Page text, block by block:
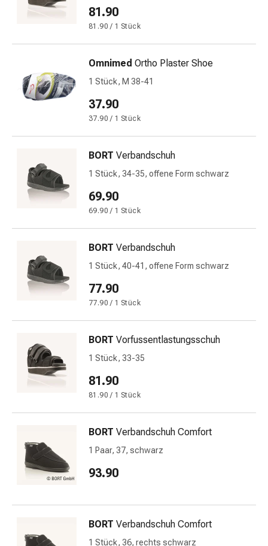
Gedächtnis-
Konzentrationsstörung
&
Heuschnupfen
Antiallergika
Haut
Durchfall
Magenbrennen
Übelkeit
&
Erbrechen
Verdauung,
Krämpfe
Verstopfung
Hautpflege
Ekzeme
Juckreiz
Warzen
Nagel-
Fusspilz
Trockene
Haut
81.90
81.90 / 1 Stück
Omnimed Ortho Plaster Shoe
1 Stück, M 38-41
37.90
37.90 / 1 Stück
BORT Verbandschuh
1 Stück, 34-35, offene Form schwarz
69.90
69.90 / 1 Stück
BORT Verbandschuh
1 Stück, 40-41, offene Form schwarz
77.90
77.90 / 1 Stück
BORT Vorfussentlastungsschuh
1 Stück, 33-35
81.90
81.90 / 1 Stück
BORT Verbandschuh Comfort
1 Paar, 37, schwarz
93.90
BORT Verbandschuh Comfort
1 Stück, 36, rechts schwarz